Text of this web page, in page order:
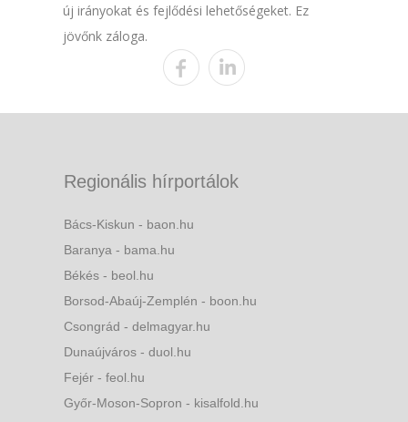
új irányokat és fejlődési lehetőségeket. Ez
jövőnk záloga.
Regionális hírportálok
Bács-Kiskun - baon.hu
Baranya - bama.hu
Békés - beol.hu
Borsod-Abaúj-Zemplén - boon.hu
Csongrád - delmagyar.hu
Dunaújváros - duol.hu
Fejér - feol.hu
Győr-Moson-Sopron - kisalfold.hu